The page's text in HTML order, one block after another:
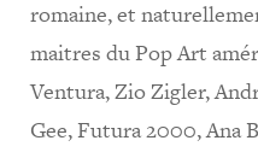
romaine, et
maitres du Pop Art
Ventura, Zio Zigler,
Gee, Futura 2000, Ana